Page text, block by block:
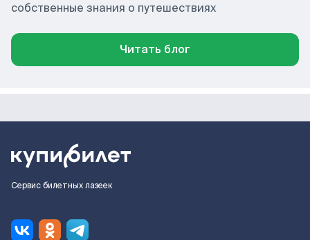
собственные знания о путешествиях
Читать блог
Сервис билетных лазеек